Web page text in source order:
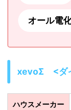
オール電
xevoΣ <ダ
ハウスメーカー